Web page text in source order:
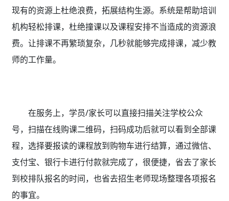
现有的资源上杜绝浪费，拓展结构生源。系统是帮助培训
机构轻松排课，杜绝撞课以及课程安排不当造成的资源浪
费。让排课不再繁琐复杂，几秒就能够完成排课，减少教
师的工作量。
在服务上，学员/家长可以直接扫描关注学校公众
号，扫描在线购课二维码，扫码成功后就可以看到全部课
程，选择要报读的课程放到购物车进行结算，通过微信、
支付宝、银行卡进行付款就完成了，很便捷，省去了家长
到校排队报名的时间，也省去招生老师现场整理各项报名
的事宜。